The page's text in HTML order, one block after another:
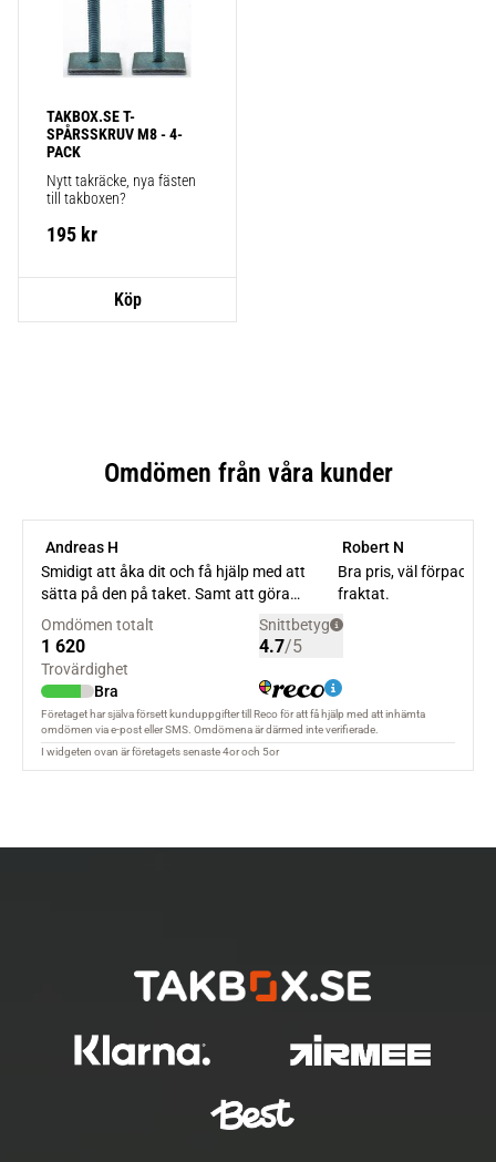
TAKBOX.SE T-
SPÅRSSKRUV M8 - 4-
PACK
Nytt takräcke, nya fästen
till takboxen?
195 kr